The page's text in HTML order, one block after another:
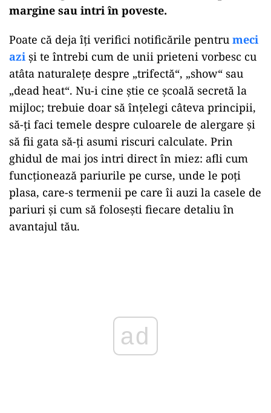
margine sau intri în poveste.
Poate că deja îți verifici notificările pentru meci
azi și te întrebi cum de unii prieteni vorbesc cu
atâta naturalețe despre „trifectă“, „show“ sau
„dead heat“. Nu-i cine știe ce școală secretă la
mijloc; trebuie doar să înțelegi câteva principii,
să-ți faci temele despre culoarele de alergare și
să fii gata să-ți asumi riscuri calculate. Prin
ghidul de mai jos intri direct în miez: afli cum
funcționează pariurile pe curse, unde le poți
plasa, care-s termenii pe care îi auzi la casele de
pariuri și cum să folosești fiecare detaliu în
avantajul tău.
ad